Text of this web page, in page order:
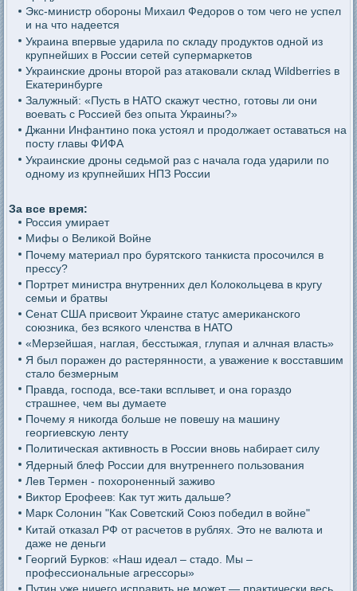
Экс-министр обороны Михаил Федоров о том чего не успел
и на что надеется
Украина впервые ударила по складу продуктов одной из
крупнейших в России сетей супермаркетов
Украинские дроны второй раз атаковали склад Wildberries в
Екатеринбурге
Залужный: «Пусть в НАТО скажут честно, готовы ли они
воевать с Россией без опыта Украины?»
Джанни Инфантино пока устоял и продолжает оставаться на
посту главы ФИФА
Украинские дроны седьмой раз с начала года ударили по
одному из крупнейших НПЗ России
За все время:
Россия умирает
Мифы о Великой Войне
Почему материал про бурятского танкиста просочился в
прессу?
Портрет министра внутренних дел Колокольцева в кругу
семьи и братвы
Сенат США присвоит Украине статус американского
союзника, без всякого членства в НАТО
«Мерзейшая, наглая, бесстыжая, глупая и алчная власть»
Я был поражен до растерянности, а уважение к восставшим
стало безмерным
Правда, господа, все-таки всплывет, и она гораздо
страшнее, чем вы думаете
Почему я никогда больше не повешу на машину
георгиевскую ленту
Политическая активность в России вновь набирает силу
Ядерный блеф России для внутреннего пользования
Лев Термен - похороненный заживо
Виктор Ерофеев: Как тут жить дальше?
Марк Солонин "Как Советский Союз победил в войне"
Китай отказал РФ от расчетов в рублях. Это не валюта и
даже не деньги
Георгий Бурков: «Наш идеал – стадо. Мы –
профессиональные агрессоры»